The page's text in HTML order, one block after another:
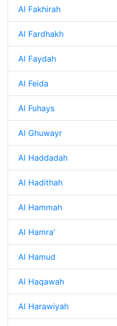
Al Fakhirah
Al Fardhakh
Al Faydah
Al Feida
Al Fuhays
Al Ghuwayr
Al Haddadah
Al Hadithah
Al Hammah
Al Hamra'
Al Hamud
Al Haqawah
Al Harawiyah